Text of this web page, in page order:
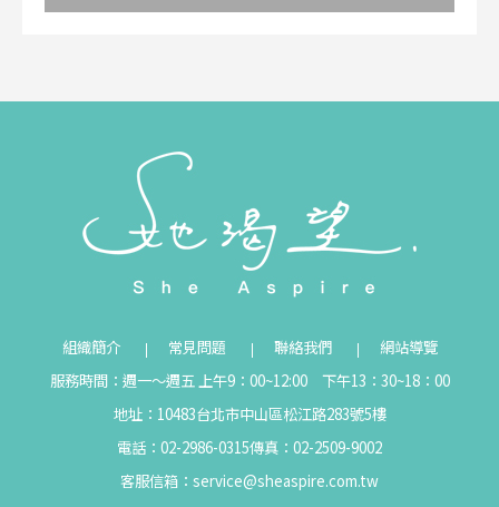
組織簡介 常見問題 聯絡我們
網站導覽
服務時間：週一～週五 上午9：00~12:00 下午13：30~18：00
地址：10483台北市中山區松江路283號5樓
電話：02-2986-0315傳真：02-2509-9002
客服信箱： service@sheaspire.com.tw